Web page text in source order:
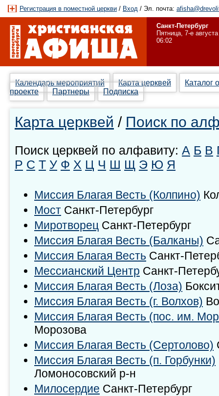
Регистрация в поместной церкви / Вход / Эл. почта:
Санкт-Петербург
Пятница, 7-е августа
06:02
Календарь мероприятий Карта церквей
Каталог
проекте
Партнеры Подписка
Карта церквей / Поиск по
Поиск церквей по алфавиту: А Б В
Р С Т У Ф Х Ц Ч Ш Щ Э Ю Я
Миссия Благая Весть (Колпино)
Мост Санкт-Петербург
Миротворец Санкт-Петербург
Миссия Благая Весть (Балканы)
Миссия Благая Весть Санкт-
Мессианский Центр Санкт-
Миссия Благая Весть (Лоза)
Миссия Благая Весть (г. Волхов)
Миссия Благая Весть (пос. им.
Морозова
Миссия Благая Весть (Сертолово)
Миссия Благая Весть (п. Горбунки)
Ломоносовский р-н
Милосердие Санкт-Петербург